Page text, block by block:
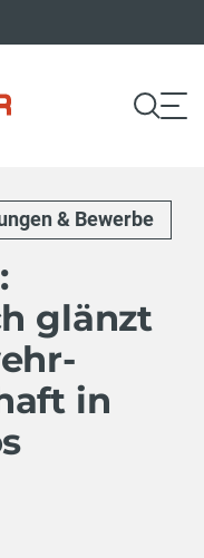
& Bewerbe
glänzt
in